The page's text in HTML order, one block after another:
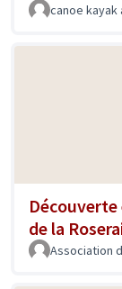
canoe kayak
de la
Association